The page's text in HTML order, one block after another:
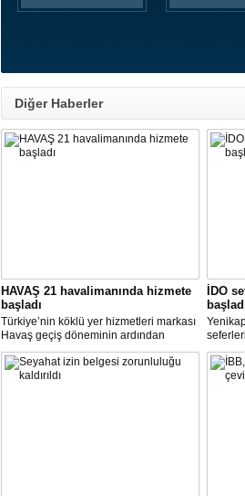
Diğer Haberler
HAVAŞ 21 havalimanında hizmete
başladı
Türkiye’nin köklü yer hizmetleri markası
Havaş geçiş döneminin ardından
koronavirüse karşı tüm önlemleri alarak
tarifeli yolcu seferlerine hizmet vermeye
başladı.
İDO
2